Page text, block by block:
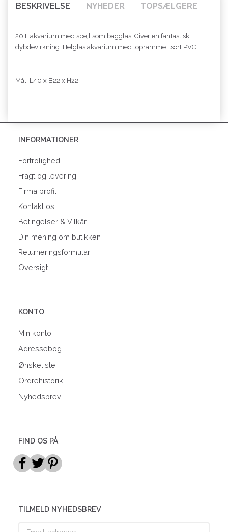
BESKRIVELSE NYHEDER TOPSÆLGERE
20 L akvarium med spejl som bagglas. Giver en fantastisk
dybdevirkning. Helglas akvarium med topramme i sort PVC.
Mål: L40 x B22 x H22
INFORMATIONER
Fortrolighed
Fragt og levering
Firma profil
Kontakt os
Betingelser & Vilkår
Din mening om butikken
Returneringsformular
Oversigt
KONTO
Min konto
Adressebog
Ønskeliste
Ordrehistorik
Nyhedsbrev
FIND OS PÅ
TILMELD NYHEDSBREV